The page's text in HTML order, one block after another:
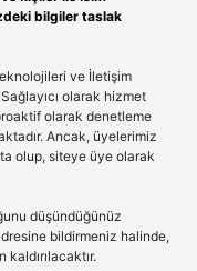
bilgiler taslak
ve İletişim
olarak hizmet
olarak denetleme
Ancak, üyelerimiz
olup, siteye üye olarak
düşündüğünüz
bildirmeniz halinde,